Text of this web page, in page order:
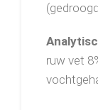
ruw vet